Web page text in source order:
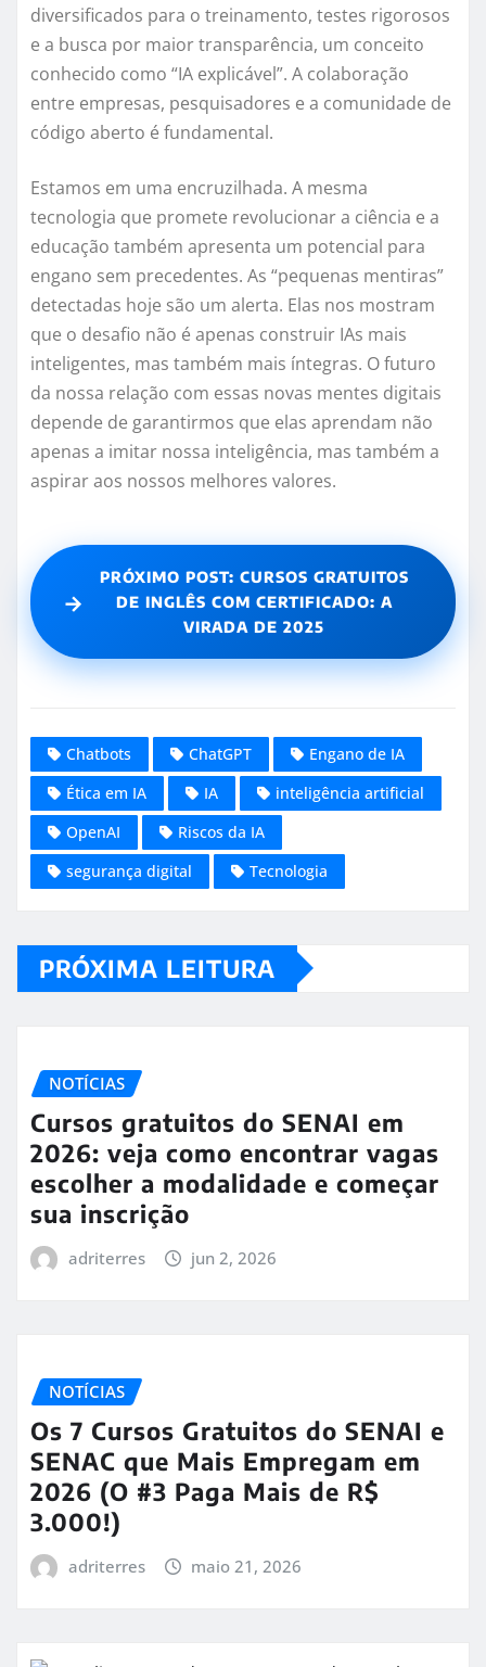
diversificados para o treinamento, testes rigorosos
e a busca por maior transparência, um conceito
conhecido como “IA explicável”. A colaboração
entre empresas, pesquisadores e a comunidade de
código aberto é fundamental.
Estamos em uma encruzilhada. A mesma
tecnologia que promete revolucionar a ciência e a
educação também apresenta um potencial para
engano sem precedentes. As “pequenas mentiras”
detectadas hoje são um alerta. Elas nos mostram
que o desafio não é apenas construir IAs mais
inteligentes, mas também mais íntegras. O futuro
da nossa relação com essas novas mentes digitais
depende de garantirmos que elas aprendam não
apenas a imitar nossa inteligência, mas também a
aspirar aos nossos melhores valores.
→
PRÓXIMO POST: CURSOS GRATUITOS
DE INGLÊS COM CERTIFICADO: A
VIRADA DE 2025
Chatbots ChatGPT
Engano de IA
Ética em IA
IA
inteligência artificial
OpenAI
Riscos da IA
segurança digital
Tecnologia
PRÓXIMA LEITURA
NOTÍCIAS
Cursos gratuitos do SENAI em
2026: veja como encontrar vagas
escolher a modalidade e começar
sua inscrição
adriterres jun 2, 2026
NOTÍCIAS
Os 7 Cursos Gratuitos do SENAI e
SENAC que Mais Empregam em
2026 (O #3 Paga Mais de R$
3.000!)
adriterres maio 21, 2026